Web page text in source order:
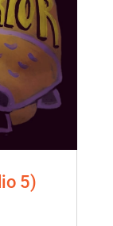
5)